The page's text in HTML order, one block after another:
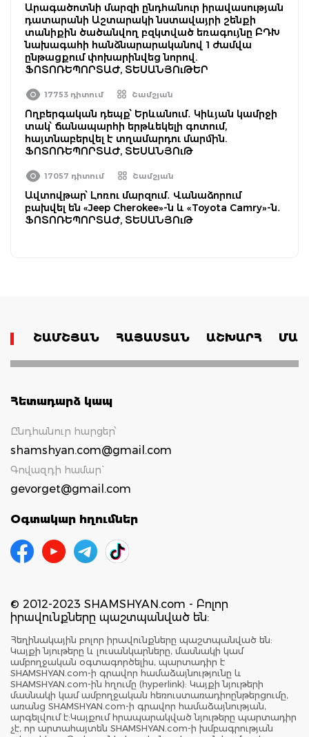
Արագածոտնի մարզի ընդհանուր իրավասության
դատարանի Աշտարակի նստավայրի շենքի
տանիքին ծածանվող բզկտված եռագույնը ԲԴԽ
նախագահի հանձնարարականով 1 ժամվա
ընթացքում փոխարինվեց նորով.
ՖՈՏՈՌԵՊՈՐՏԱԺ, ՏԵՍԱՆՅՈւԹԵՐ
17753 դիտում Շամշյան
Ողբերգական դեպք՝ Երևանում․ Կիևյան կամրջի
տակ՝ ճանապարհի երթևեկելի գոտում,
հայտնաբերվել է տղամարդու մարմին.
ՖՈՏՈՌԵՊՈՐՏԱԺ, ՏԵՍԱՆՅՈւԹ
17057 դիտում Շամշյան
Ավտովթար՝ Լոռու մարզում․ Վանաձորում
բախվել են «Jeep Cherokee»-ն և «Toyota Camry»-ն․
ՖՈՏՈՌԵՊՈՐՏԱԺ, ՏԵՍԱՆՅՈւԹ
ՇԱՄՇՅԱՆ ՀԱՅԱՍՏԱՆ ԱՇԽԱՐՀ
Հետադարձ կապ
Ընդհանուր հարցեր՝
shamshyan.com@gmail.com
Գովազդի համար`
gevorget@gmail.com
Օգտակար հղումներ
© 2012-2023 SHAMSHYAN.com - Բոլոր
իրավունքները պաշտպանված են:
Հեղինակային բոլոր իրավունքները պաշտպանված են:
Կայքի նյութերը և լուսանկարները, մասնակի կամ
ամբողջական օգտագործելիս, պարտադիր է
SHAMSHYAN.com-ի գրավոր համաձայնությունը և
SHAMSHYAN.com-ին հղումը (hyperlink): Կայքի նյութերի
մասնակի կամ ամբողջական հեռուստառադիոընթերցումը,
առանց SHAMSHYAN.com-ի գրավոր համաձայնության,
արգելվում է:Կայքում հրապարակված նյութերը պարտադիր
չէ, որ արտահայտեն SHAMSHYAN.com-ի խմբագրության